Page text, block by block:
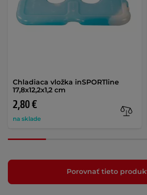
Chladiaca vložka inSPORTline
17,8x12,2x1,2 cm
2,80 €
na sklade
Porovnať tieto